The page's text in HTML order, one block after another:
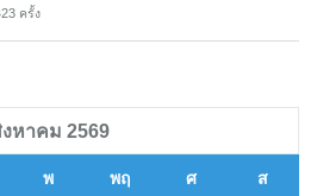
ครั้ง
หาคม 2569
พ พฤ ศ ส